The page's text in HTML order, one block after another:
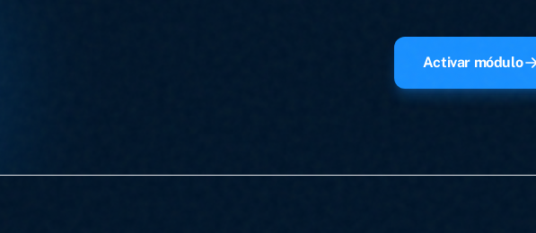
Activar módulo